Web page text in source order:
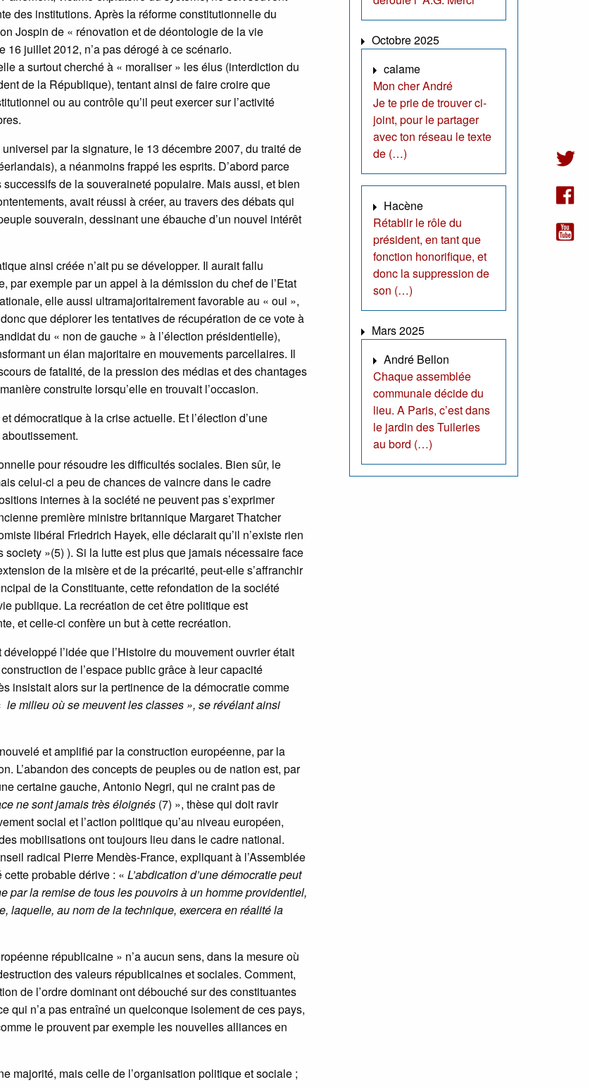
des institutions. Après la réforme constitutionnelle du
Jospin de « rénovation et de déontologie de la vie
juillet 2012, n’a pas dérogé à ce scénario.
a surtout cherché à « moraliser » les élus (interdiction du
de la République), tentant ainsi de faire croire que
ou au contrôle qu’il peut exercer sur l’activité
par la signature, le 13 décembre 2007, du traité de
a néanmoins frappé les esprits. D’abord parce
de la souveraineté populaire. Mais aussi, et bien
avait réussi à créer, au travers des débats qui
souverain, dessinant une ébauche d’un nouvel intérêt
ainsi créée n’ait pu se développer. Il aurait fallu
exemple par un appel à la démission du chef de l’Etat
elle aussi ultramajoritairement favorable au « oui »,
que déplorer les tentatives de récupération de ce vote à
du « non de gauche » à l’élection présidentielle),
un élan majoritaire en mouvements parcellaires. Il
de fatalité, de la pression des médias et des chantages
construite lorsqu’elle en trouvait l’occasion.
démocratique à la crise actuelle. Et l’élection d’une
pour résoudre les difficultés sociales. Bien sûr, le
celui-ci a peu de chances de vaincre dans le cadre
internes à la société ne peuvent pas s’exprimer
première ministre britannique Margaret Thatcher
libéral Friedrich Hayek, elle déclarait qu’il n’existe rien
»(5) ). Si la lutte est plus que jamais nécessaire face
de la misère et de la précarité, peut-elle s’affranchir
de la Constituante, cette refondation de la société
publique. La recréation de cet être politique est
et celle-ci confère un but à cette recréation.
l’idée que l’Histoire du mouvement ouvrier était
de l’espace public grâce à leur capacité
insistait alors sur la pertinence de la démocratie comme
le milieu où se meuvent les classes », se révélant ainsi
et amplifié par la construction européenne, par la
L’abandon des concepts de peuples ou de nation est, par
certaine gauche, Antonio Negri, qui ne craint pas de
ne sont jamais très éloignés (7) », thèse qui doit ravir
social et l’action politique qu’au niveau européen,
mobilisations ont toujours lieu dans le cadre national.
radical Pierre Mendès-France, expliquant à l’Assemblée
probable dérive : « L’abdication d’une démocratie peut
par la remise de tous les pouvoirs à un homme providentiel,
laquelle, au nom de la technique, exercera en réalité la
républicaine » n’a aucun sens, dans la mesure où
des valeurs républicaines et sociales. Comment,
de l’ordre dominant ont débouché sur des constituantes
qui n’a pas entraîné un quelconque isolement de ces pays,
le prouvent par exemple les nouvelles alliances en
majorité, mais celle de l’organisation politique et sociale ;
Octobre 2025
calame
Mon cher André
Je te prie de trouver ci-
joint, pour le partager
avec ton réseau le texte
de (…)
Hacène
Rétablir le rôle du
président, en tant que
fonction honorifique, et
donc la suppression de
son (…)
Mars 2025
André Bellon
Chaque assemblée
communale décide du
lieu. A Paris, c’est dans
le jardin des Tuileries
au bord (…)